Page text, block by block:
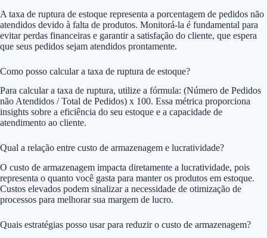
A taxa de ruptura de estoque representa a porcentagem de pedidos não
atendidos devido à falta de produtos. Monitorá-la é fundamental para
evitar perdas financeiras e garantir a satisfação do cliente, que espera
que seus pedidos sejam atendidos prontamente.
Como posso calcular a taxa de ruptura de estoque?
Para calcular a taxa de ruptura, utilize a fórmula: (Número de Pedidos
não Atendidos / Total de Pedidos) x 100. Essa métrica proporciona
insights sobre a eficiência do seu estoque e a capacidade de
atendimento ao cliente.
Qual a relação entre custo de armazenagem e lucratividade?
O custo de armazenagem impacta diretamente a lucratividade, pois
representa o quanto você gasta para manter os produtos em estoque.
Custos elevados podem sinalizar a necessidade de otimização de
processos para melhorar sua margem de lucro.
Quais estratégias posso usar para reduzir o custo de armazenagem?